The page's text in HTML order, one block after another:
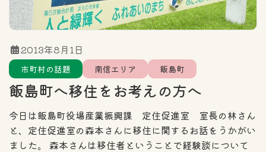
市町村の話題 南信エリア 飯島町
飯島町へ移住をお考えの方へ
2013年8月1日
今日は飯島町役場産業振興課 定住促進室 室長の林さん
と、定住促進室の森本さんに移住に関するお話をうかがい
ました。 森本さんは移住者ということで経験談について